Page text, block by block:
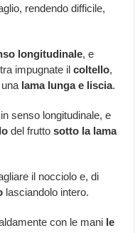
rendendo difficile,
longitudinale, e
impugnate ilcoltello,
lama lunga e liscia.
senso longitudinale, e
del fruttosotto la lama
il nocciolo e, di
lasciandolo intero.
con le mani le